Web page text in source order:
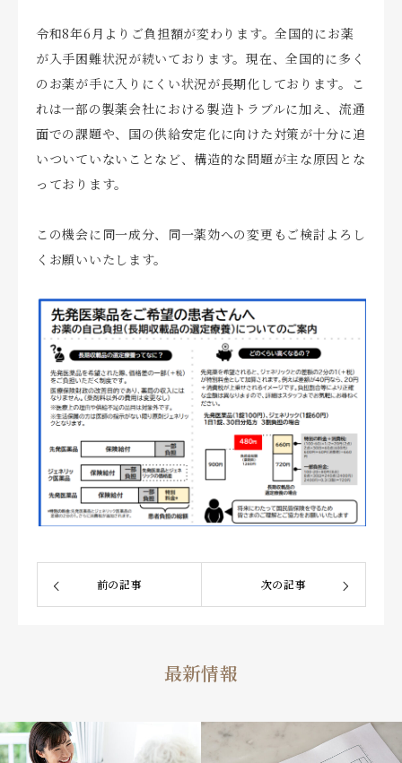
令和8年6月よりご負担額が変わります。全国的にお薬
が入手困難状況が続いております。現在、全国的に多く
のお薬が手に入りにくい状況が長期化しております。こ
れは一部の製薬会社における製造トラブルに加え、流通
面での課題や、国の供給安定化に向けた対策が十分に追
いついていないことなど、構造的な問題が主な原因とな
っております。
この機会に同一成分、同一薬効への変更もご検討よろし
くお願いいたします。
前の記事 次の記事
最新情報
お問い合わせ